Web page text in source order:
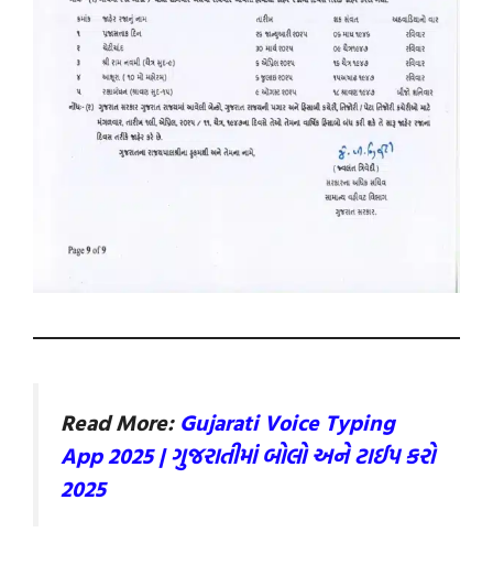
Read More: Gujarati Voice Typing
App 2025 | ગુજરાતીમાં બોલો અને ટાઈપ કરો
2025